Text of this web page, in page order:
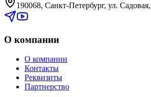
190068, Санкт-Петербург, ул.
О компании
О компании
Контакты
Реквизиты
Партнерство